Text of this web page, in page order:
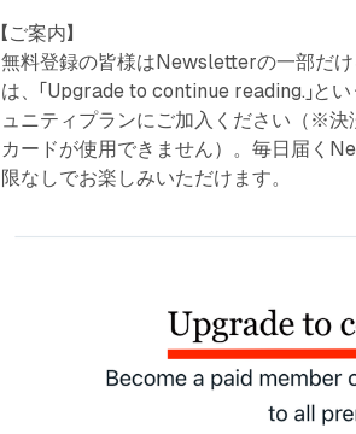
【ご案内】
無料登録の皆様はNewsletterの一部だ
は、「Upgrade to continue reading.」と
ュニティプランにご加入ください（※
カードが使用できません）。毎日届く
限なしでお楽しみいただけます。